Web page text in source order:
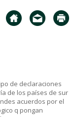
de declaraciones
de los países de sur
acuerdos por el
q pongan